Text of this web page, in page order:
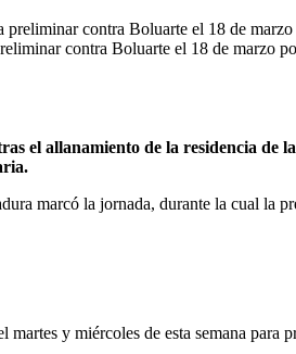
contra Boluarte el 18 de marzo
el allanamiento de la residencia
marcó la jornada, durante la cual la
y miércoles de esta semana para